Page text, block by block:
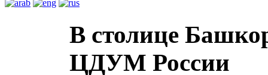
В столице
ЦДУМ России